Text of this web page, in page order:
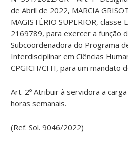
de Abril de 2022, MARCIA
MAGISTÉRIO SUPERIOR, classe
2169789, para exercer a função
Subcoordenadora do Programa
Interdisciplinar em Ciências
CPGICH/CFH, para um mandato
Art. 2º Atribuir à servidora a
horas semanais.
(Ref. Sol. 9046/2022)